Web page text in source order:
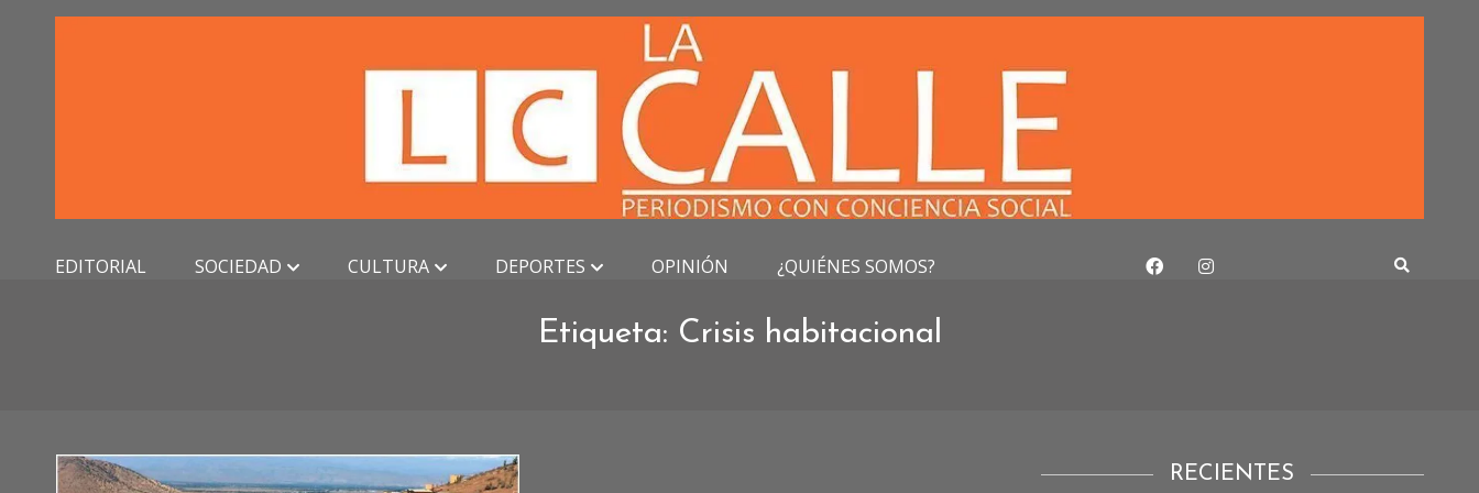
EDITORIAL SOCIEDAD CULTURA DEPORTES OPINIÓN ¿QUIÉNES SOMOS?
Etiqueta: Crisis habitacional
RECIENTES